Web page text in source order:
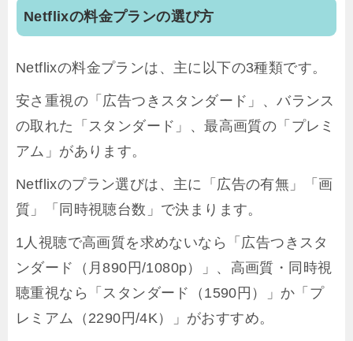
Netflixの料金プランの選び方
Netflixの料金プランは、主に以下の3種類です。
安さ重視の「広告つきスタンダード」、バランス
の取れた「スタンダード」、最高画質の「プレミ
アム」があります。
Netflixのプラン選びは、主に「広告の有無」「画
質」「同時視聴台数」で決まります。
1人視聴で高画質を求めないなら「広告つきスタ
ンダード（月890円/1080p）」、高画質・同時視
聴重視なら「スタンダード（1590円）」か「プ
レミアム（2290円/4K）」がおすすめ。